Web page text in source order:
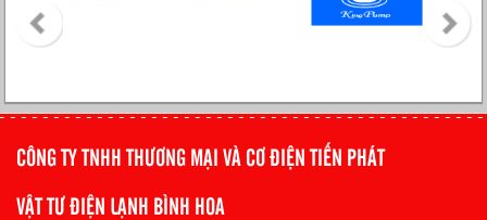
CÔNG TY TNHH THƯƠNG MẠI VÀ CƠ ĐIỆN TIẾN PHÁT
VẬT TƯ ĐIỆN LẠNH BÌNH HOA